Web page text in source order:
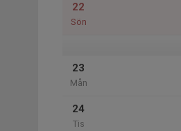
22
Sön
23
Mån
24
Tis